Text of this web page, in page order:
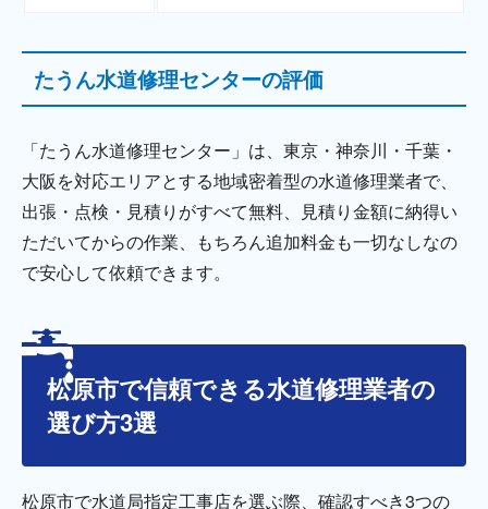
たうん水道修理センターの評価
「たうん水道修理センター」は、東京・神奈川・千葉・
大阪を対応エリアとする地域密着型の水道修理業者で、
出張・点検・見積りがすべて無料、見積り金額に納得い
ただいてからの作業、もちろん追加料金も一切なしなの
で安心して依頼できます。
松原市で信頼できる水道修理業者の
選び方3選
松原市で水道局指定工事店を選ぶ際、確認すべき3つの